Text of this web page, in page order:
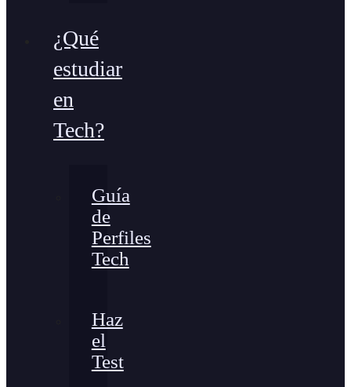
¿Qué
estudiar
en
Tech?
Guía
de
Perfiles
Tech
Haz
el
Test